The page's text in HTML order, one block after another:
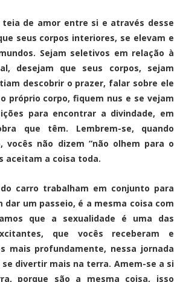
teia de amor entre si e através desse
seus corpos interiores, se elevam e
Sejam seletivos em relação à
desejam que seus corpos, sejam
descobrir o prazer, falar sobre ele
próprio corpo, fiquem nus e se vejam
para encontrar a divindade, em
que têm. Lembrem-se, quando
vocês não dizem ”não olhem para o
aceitam a coisa toda.
carro trabalham em conjunto para
dar um passeio, é a mesma coisa com
que a sexualidade é uma das
que vocês receberam e
mais profundamente, nessa jornada
se divertir mais na terra. Amem-se a si
porque são a mesma coisa, isso